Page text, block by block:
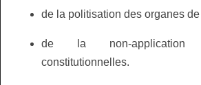
de la politisation des organes
de la non‑application
constitutionnelles.